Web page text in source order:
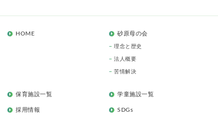
HOME 砂原母の会
理念と歴史
法人概要
苦情解決
保育施設一覧 学童施設一覧
採用情報 SDGs